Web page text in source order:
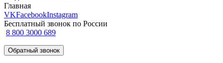
Главная
VKFacebookInstagram
Бесплатный звонок по России
8 800 3000 689
Обратный звонок